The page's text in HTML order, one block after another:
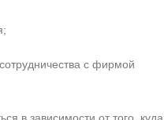
с фирмой
в зависимости от того, куда